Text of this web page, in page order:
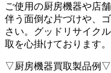
ご使用の厨房機器や店
伴う面倒な片づけや、
さい。グッドリサイク
取を心掛けております。
▽厨房機器買取製品例▽